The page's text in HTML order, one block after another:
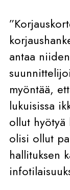
antaa
myöntää,
lukuisissa
ollut hyötyä
olisi ollut
hallituksen